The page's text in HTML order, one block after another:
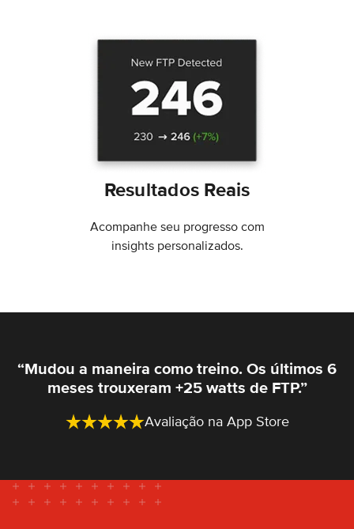
Resultados Reais
Acompanhe seu progresso com
insights personalizados.
“Mudou a maneira como treino. Os últimos 6
meses trouxeram +25 watts de FTP.”
Avaliação na App Store